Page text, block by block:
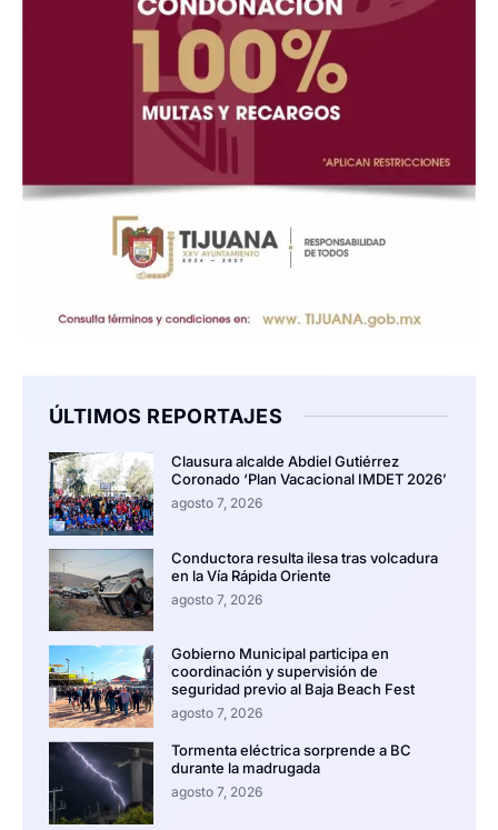
ÚLTIMOS REPORTAJES
Clausura alcalde Abdiel Gutiérrez
Coronado ‘Plan Vacacional IMDET 2026’
agosto 7, 2026
Conductora resulta ilesa tras volcadura
en la Vía Rápida Oriente
agosto 7, 2026
Gobierno Municipal participa en
coordinación y supervisión de
seguridad previo al Baja Beach Fest
agosto 7, 2026
Tormenta eléctrica sorprende a BC
durante la madrugada
agosto 7, 2026